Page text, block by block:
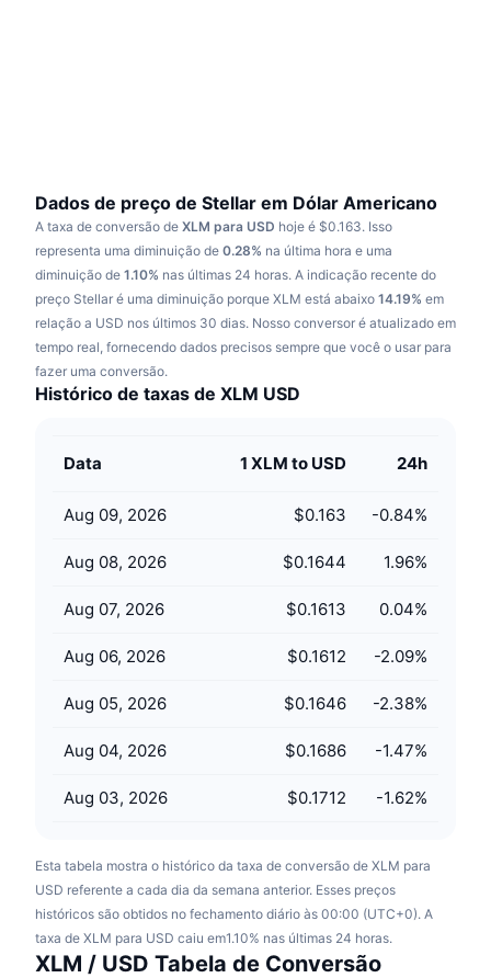
Esportes
Finanças
NFT
Estatísticas Gerais dos NFT
Próximas Vendas
RSI
MACD
Derivativos
Liquidações
Taxas de Financiamento
Pesquisa
Vídeos
Glossário
Campanhas
Recompensas em Diamantes
Aprenda e Ganhe
Calendário de ICO
Calendário de eventos
Dados de preço de Stellar em Dólar Americano
A taxa de conversão de XLM para USD hoje é $0.163. Isso
representa uma diminuição de 0.28% na última hora e uma
diminuição de 1.10% nas últimas 24 horas. A indicação recente do
preço Stellar é uma diminuição porque XLM está abaixo 14.19% em
relação a USD nos últimos 30 dias. Nosso conversor é atualizado em
tempo real, fornecendo dados precisos sempre que você o usar para
fazer uma conversão.
Histórico de taxas de XLM USD
Data 1 XLM to USD 24h
Aug 09, 2026 $0.163 -0.84%
Aug 08, 2026 $0.1644 1.96%
Aug 07, 2026 $0.1613 0.04%
Aug 06, 2026 $0.1612 -2.09%
Aug 05, 2026 $0.1646 -2.38%
Aug 04, 2026 $0.1686 -1.47%
Aug 03, 2026 $0.1712 -1.62%
Esta tabela mostra o histórico da taxa de conversão de XLM para
USD referente a cada dia da semana anterior. Esses preços
históricos são obtidos no fechamento diário às 00:00 (UTC+0). A
taxa de XLM para USD caiu em1.10% nas últimas 24 horas.
XLM / USD Tabela de Conversão